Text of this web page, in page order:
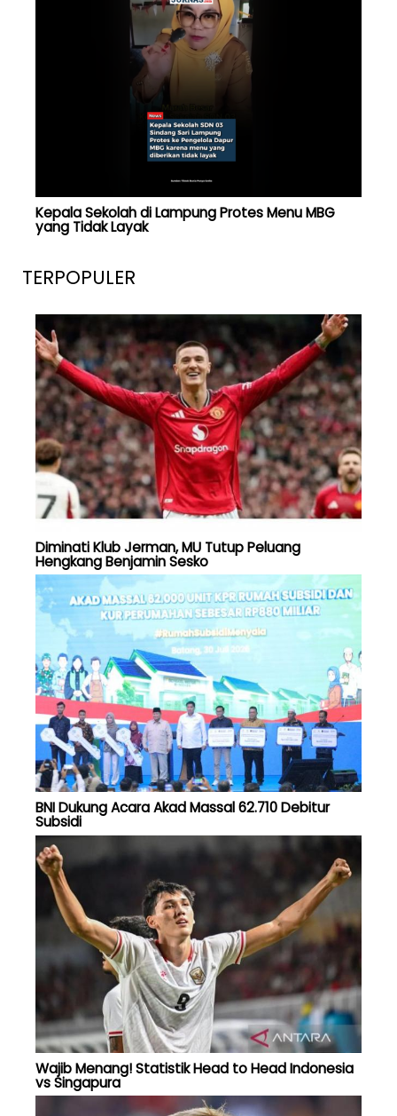
Kepala Sekolah di Lampung Protes Menu MBG
yang Tidak Layak
TERPOPULER
Diminati Klub Jerman, MU Tutup Peluang
Hengkang Benjamin Sesko
BNI Dukung Acara Akad Massal 62.710 Debitur
Subsidi
Wajib Menang! Statistik Head to Head Indonesia
vs Singapura